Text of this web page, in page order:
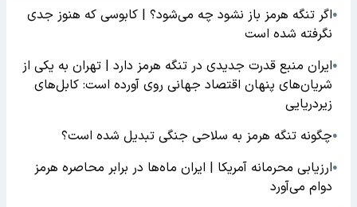
●اگر تنگه هرمز باز نشود چه می‌شود؟ | کابوسی که هنوز جدی
نگرفته شده است
●​ایران منبع قدرت جدیدی در تنگه هرمز دارد | تهران به یکی از
شریان‌های پنهان اقتصاد جهانی روی آورده است: کابل‌های
زیردریایی
●چگونه تنگه هرمز به سلاحی جنگی تبدیل شده است؟
●ارزیابی محرمانه آمریکا | ایران ماه‌ها در برابر محاصره هرمز
دوام می‌آورد